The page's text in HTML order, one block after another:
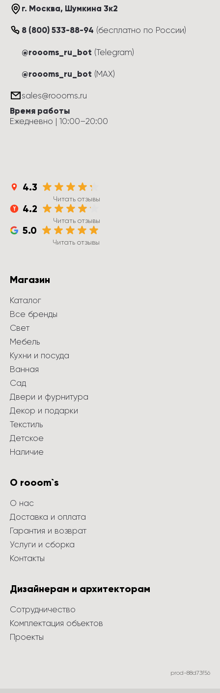
г. Москва, Шумкина 3к2
8 (800) 533-88-94 (бесплатно по России)
@roooms_ru_bot (Telegram)
@roooms_ru_bot (MAX)
sales@roooms.ru
Время работы
Ежедневно | 10:00–20:00
4.3
Читать отзывы
4.2
Читать отзывы
5.0
Читать отзывы
Магазин
Каталог
Все бренды
Свет
Мебель
Кухни и посуда
Ванная
Сад
Двери и фурнитура
Декор и подарки
Текстиль
Детское
Наличие
О rooom`s
О нас
Доставка и оплата
Гарантия и возврат
Услуги и сборка
Контакты
Дизайнерам и архитекторам
Сотрудничество
Комплектация объектов
Проекты
prod-88d73f56